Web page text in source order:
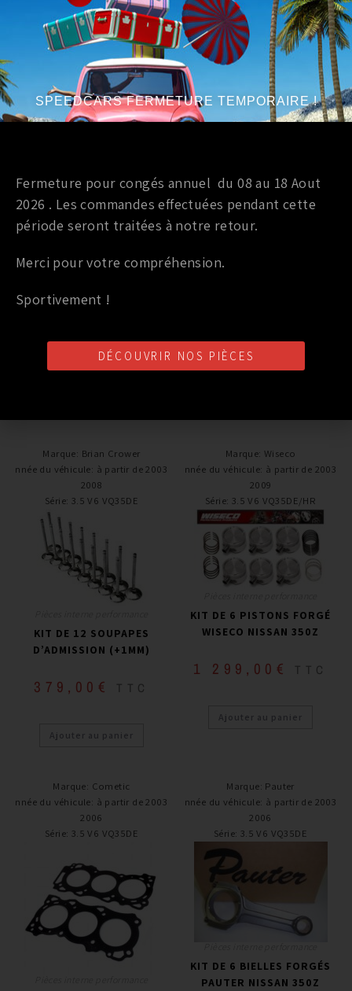
PRODUITS SIMILAIRES
Marque :Brian Crower
Année du véhicule:à partir de 2003 -
2006
KIT DE 6 BIELLES FORGÉ
1 258,00€ TTC
Brian Crower
Année du véhicule:à partir de 2003 -
2006
2 290,00
Marque: Brian Crower
Année du véhicule: à partir de 2003 -
2008
Série: 3.5 V6 VQ35DE
KIT DE 12 SOUPAPES
D’ADMISSION (+1MM)
379,00 € TTC
Ajouter au panier
Marque: Wiseco
Année du véhicule: à partir de 2003 -
2009
Série: 3.5 V6 VQ35DE/HR
KIT DE 6 PISTONS FORGÉ
WISECO NISSAN 350Z
1 299,00 € TTC
Ajouter au panier
Marque: Cometic
Année du véhicule: à partir de 2003 -
2006
Série: 3.5 V6 VQ35DE
Marque: Pauter
Année du véhicule: à partir de 2003 -
2006
Série: 3.5 V6 VQ35DE
KIT DE 6 BIELLES FORGÉS
PAUTER NISSAN 350Z
SPEEDCARS FERMETURE TEMPORAIRE !
Fermeture pour congés annuel du 08 au 18 Aout
2026 . Les commandes effectuées pendant cette
période seront traitées à notre retour.
Merci pour votre compréhension.
Sportivement !
DÉCOUVRIR NOS PIÈCES